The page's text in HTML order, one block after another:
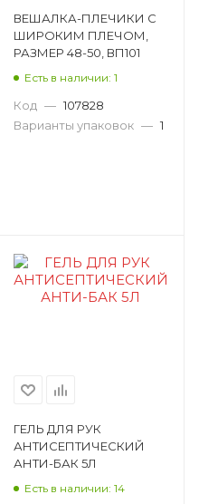
ВЕШАЛКА-ПЛЕЧИКИ С
ШИРОКИМ ПЛЕЧОМ,
РАЗМЕР 48-50, ВП101
Есть в наличии: 1
Код — 107828
Варианты упаковок — 1
ГЕЛЬ ДЛЯ РУК
АНТИСЕПТИЧЕСКИЙ
АНТИ-БАК 5Л
Есть в наличии: 14